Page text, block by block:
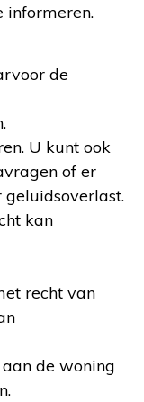
informeren.
de
U kunt ook
of er
kan
recht van
de woning